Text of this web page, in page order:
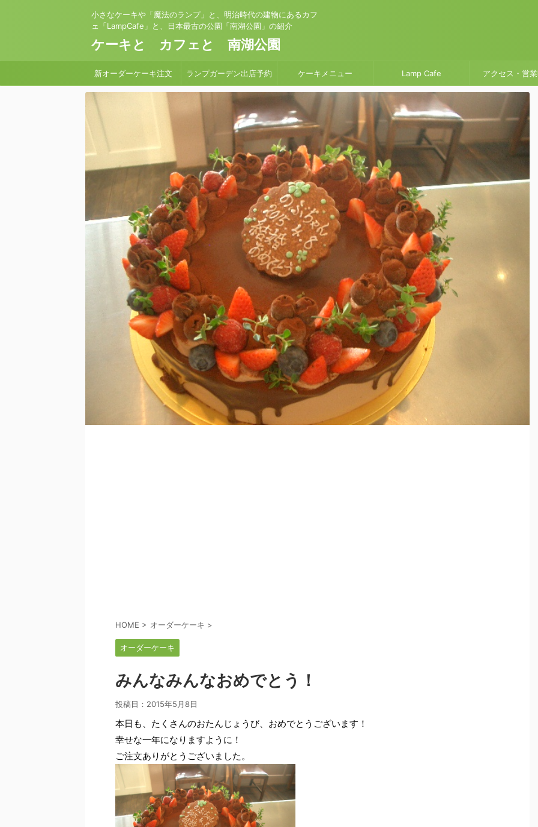
小さなケーキや「魔法のランプ」と、明治時代の建物にあるカフ
ェ「LampCafe」と、日本最古の公園「南湖公園」の紹介
ケーキと カフェと 南湖公園
新オーダーケーキ注文 ランプガーデン出店予約 ケーキメニュー Lamp Cafe アクセス・営
HOME > オーダーケーキ >
オーダーケーキ
みんなみんなおめでとう！
投稿日： 2015年5月8日
本日も、たくさんのおたんじょうび、おめでとうございます！
幸せな一年になりますように！
ご注文ありがとうございました。